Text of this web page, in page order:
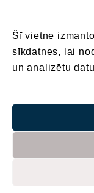
Šī vietne
sīkdatnes, lai
un analizētu